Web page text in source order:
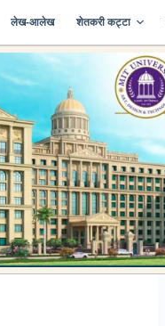
लेख-आलेख शेतकरी कट्टा